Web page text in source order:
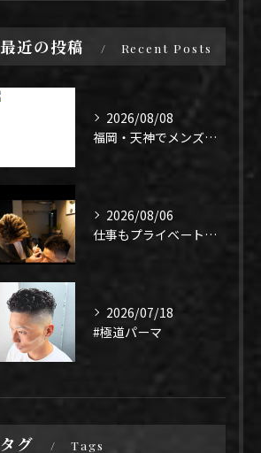
最近の投稿 Recent Posts
2026/08/08
福岡・天神でメンズパーマ迷ってる人✂️
2026/08/06
仕事もプライベートも上手く1年、になるよう頑張りたい！
2026/07/18
#極道パーマ
タグ Tags